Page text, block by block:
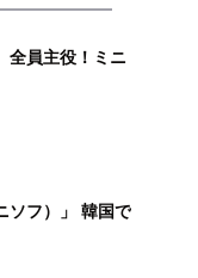
全員主役！ミニ
ソフ）」 韓国で